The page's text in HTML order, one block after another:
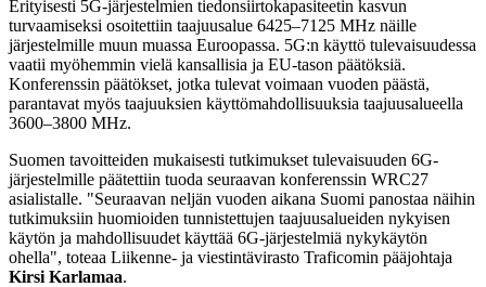
Erityisesti 5G-järjestelmien tiedonsiirtokapasiteetin kasvun
turvaamiseksi osoitettiin taajuusalue 6425–7125 MHz näille
järjestelmille muun muassa Euroopassa. 5G:n käyttö tulevaisuudessa
vaatii myöhemmin vielä kansallisia ja EU-tason päätöksiä.
Konferenssin päätökset, jotka tulevat voimaan vuoden päästä,
parantavat myös taajuuksien käyttömahdollisuuksia taajuusalueella
3600–3800 MHz.
Suomen tavoitteiden mukaisesti tutkimukset tulevaisuuden 6G-
järjestelmille päätettiin tuoda seuraavan konferenssin WRC27
asialistalle. "Seuraavan neljän vuoden aikana Suomi panostaa näihin
tutkimuksiin huomioiden tunnistettujen taajuusalueiden nykyisen
käytön ja mahdollisuudet käyttää 6G-järjestelmiä nykykäytön
ohella", toteaa Liikenne- ja viestintävirasto Traficomin pääjohtaja
Kirsi Karlamaa.